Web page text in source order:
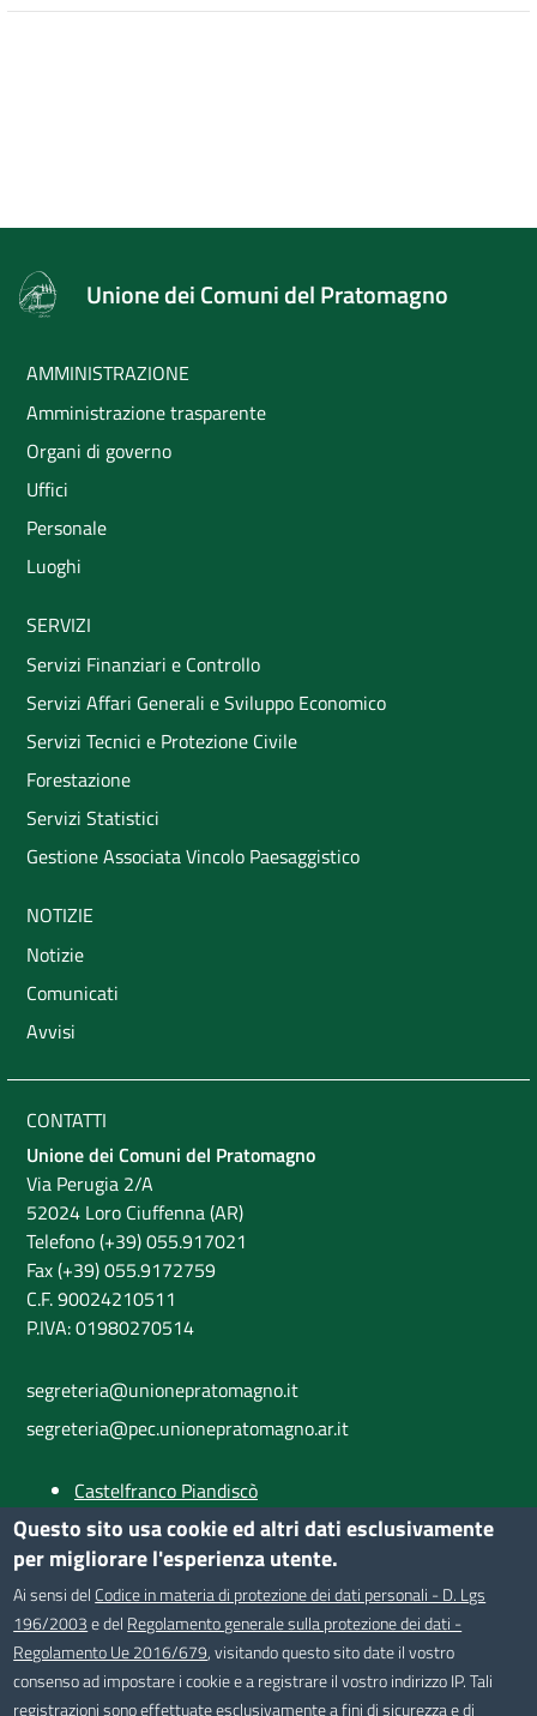
Unione dei Comuni del Pratomagno
AMMINISTRAZIONE
Amministrazione trasparente
Organi di governo
Uffici
Personale
Luoghi
SERVIZI
Servizi Finanziari e Controllo
Servizi Affari Generali e Sviluppo Economico
Servizi Tecnici e Protezione Civile
Forestazione
Servizi Statistici
Gestione Associata Vincolo Paesaggistico
NOTIZIE
Notizie
Comunicati
Avvisi
CONTATTI
Unione dei Comuni del Pratomagno
Via Perugia 2/A
52024 Loro Ciuffenna (AR)
Telefono (+39) 055.917021
Fax (+39) 055.9172759
C.F. 90024210511
P.IVA: 01980270514
segreteria@unionepratomagno.it
segreteria@pec.unionepratomagno.ar.it
Castelfranco Piandiscò
Castiglion Fibocchi
Loro Ciuffenna
Provincia di Arezzo
SEGUICI SU
Questo sito usa cookie ed altri dati esclusivamente
per migliorare l'esperienza utente.
Ai sensi del Codice in materia di protezione dei dati personali - D. Lgs
196/2003e del Regolamento generale sulla protezione dei dati -
Regolamento Ue 2016/679, visitando questo sito date il vostro
consenso ad impostare i cookie e a registrare il vostro indirizzo IP. Tali
registrazioni sono effettuate esclusivamente a fini di sicurezza e di